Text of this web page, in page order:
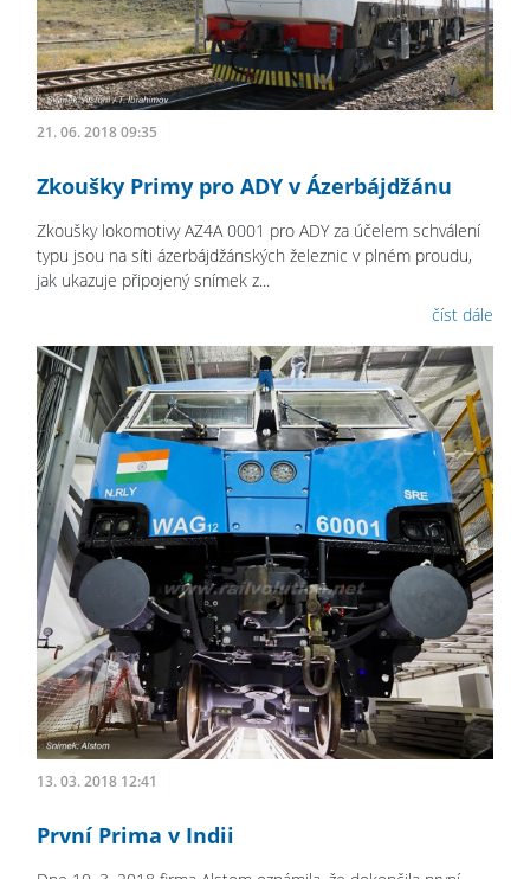
21. 06. 2018 09:35
Zkoušky Primy pro ADY v Ázerbájdžánu
Zkoušky lokomotivy AZ4A 0001 pro ADY za účelem schválení
typu jsou na síti ázerbájdžánských železnic v plném proudu,
jak ukazuje připojený snímek z...
číst dále
13. 03. 2018 12:41
První Prima v Indii